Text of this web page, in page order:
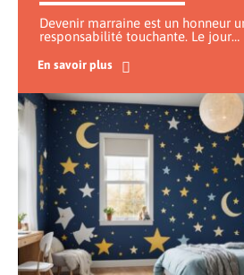
Devenir marraine est un honneur
responsabilité touchante. Le jour…
En savoir plus